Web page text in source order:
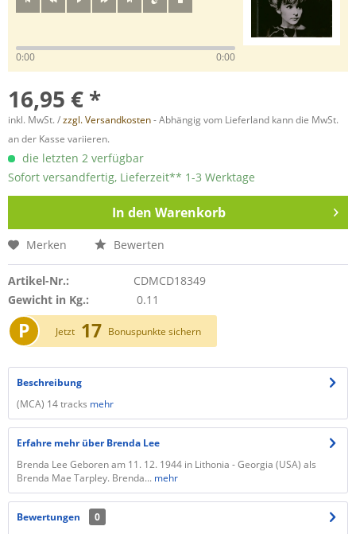
0:00 0:00
16,95 € *
inkl. MwSt. /zzgl. Versandkosten- Abhängig vom Lieferland kann die MwSt.
an der Kasse variieren.
die letzten 2 verfügbar
Sofort versandfertig, Lieferzeit** 1-3 Werktage
In den Warenkorb
Merken Bewerten
Artikel-Nr.:
CDMCD18349
Gewicht in Kg.:
0.11
P Jetzt 17 Bonuspunkte sichern
Beschreibung
(MCA) 14 tracks mehr
Erfahre mehr über Brenda Lee
Brenda Lee Geboren am 11. 12. 1944 in Lithonia - Georgia (USA) als
Brenda Mae Tarpley. Brenda... mehr
Bewertungen
0